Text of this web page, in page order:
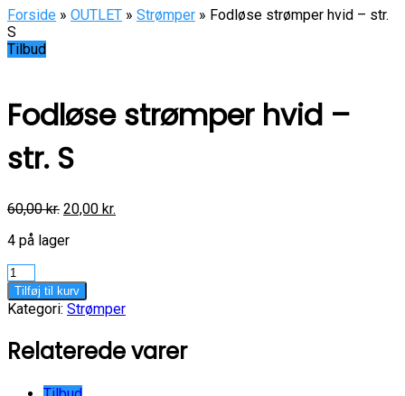
Forside » OUTLET » Strømper » Fodløse strømper hvid – str.
S
Tilbud
Fodløse strømper hvid –
str. S
60,00kr. 20,00 kr.
4 på lager
Fodløse
strømper
hvid
str.
S
Tilføj til kurv
Kategori: Strømper
Relaterede varer